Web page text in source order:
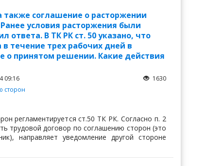
соглашение о расторжении
условия расторжения были
ответа. В ТК РК ст. 50 указано, что
течение трех рабочих дней в
о принятом решении. Какие действия
09:16
1630
сторон
регламентируется ст.50 ТК РК. Согласно п. 2
трудовой договор по соглашению сторон (это
направляет уведомление другой стороне